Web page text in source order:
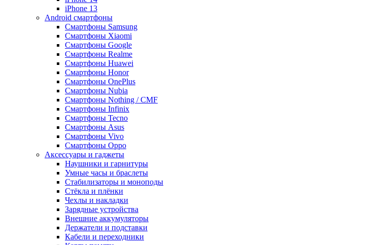
iPhone 13
Android cмартфоны
Смартфоны Samsung
Смартфоны Xiaomi
Смартфоны Google
Смартфоны Realme
Смартфоны Huawei
Смартфоны Honor
Смартфоны OnePlus
Смартфоны Nubia
Смартфоны Nothing / CMF
Смартфоны Infinix
Смартфоны Tecno
Смартфоны Asus
Смартфоны Vivo
Смартфоны Oppo
Аксессуары и гаджеты
Наушники и гарнитуры
Умные часы и браслеты
Стабилизаторы и моноподы
Стёкла и плёнки
Чехлы и накладки
Зарядные устройства
Внешние аккумуляторы
Держатели и подставки
Кабели и переходники